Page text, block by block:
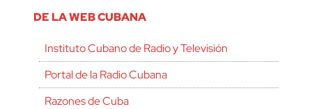
DE LA WEB CUBANA
Instituto Cubano de Radio y Televisión
Portal de la Radio Cubana
Razones de Cuba